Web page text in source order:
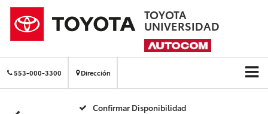
TOYOTA
UNIVERSIDAD
553-000-3300 Dirección
Confirmar Disponibilidad
Fotos No
Disponibles